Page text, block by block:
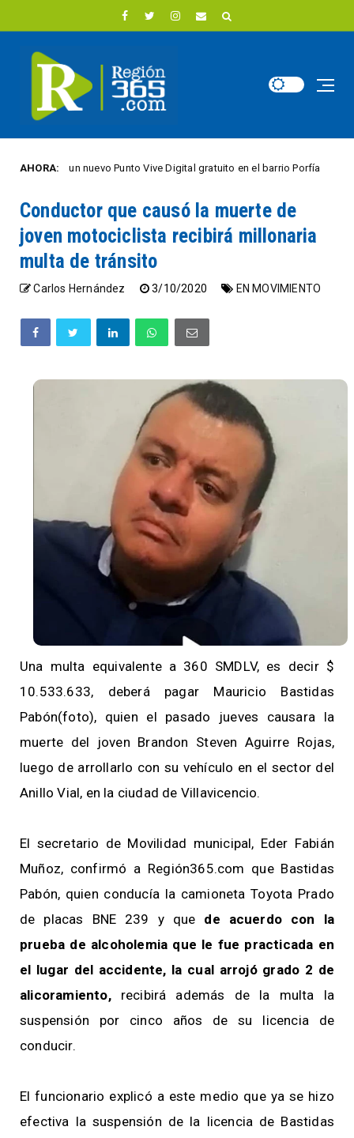
AHORA:
un nuevo Punto Vive Digital gratuito en el barrio Porfía CIUDAD
Conductor que causó la muerte de
joven motociclista recibirá millonaria
multa de tránsito
Carlos Hernández 3/10/2020 EN MOVIMIENTO
Una multa equivalente a 360 SMDLV, es decir $
10.533.633, deberá pagar Mauricio Bastidas
Pabón(foto), quien el pasado jueves causara la
muerte del joven Brandon Steven Aguirre Rojas,
luego de arrollarlo con su vehículo en el sector del
Anillo Vial, en la ciudad de Villavicencio.
El secretario de Movilidad municipal, Eder Fabián
Muñoz, confirmó a Región365.com que Bastidas
Pabón, quien conducía la camioneta Toyota Prado
de placas BNE 239 y que de acuerdo con la
prueba de alcoholemia que le fue practicada en
el lugar del accidente, la cual arrojó grado 2 de
alicoramiento,recibirá además de la multa la
suspensión por cinco años de su licencia de
conducir.
El funcionario explicó a este medio que ya se hizo
efectiva la suspensión de la licencia de Bastidas